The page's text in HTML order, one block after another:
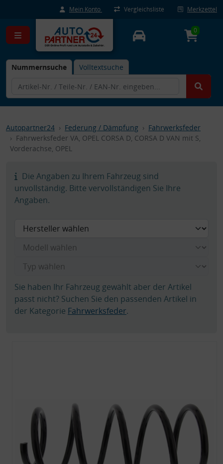
Mein Konto Vergleichsliste Merkzettel
Nummernsuche Volltextsuche
0
Autopartner24 Federung / Dämpfung
Fahrwerksfeder
Fahrwerksfeder VA, OPEL CORSA D, CORSA D VAN mit S,
Vorderachse, OPEL
Die Angaben zu Ihrem Fahrzeug sind
unvollständig. Bitte vervollständigen Sie Ihre
Angaben.
Sie haben Ihr Fahrzeug gewählt aber der Artikel
passt nicht? Suchen Sie den passenden Artikel in
der Kategorie Fahrwerksfeder.